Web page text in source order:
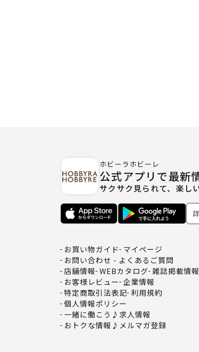
ホビーラホビーレ
公式アプリで最新
サクサク見られて、楽し
お買い物ガイド マイページ
お問い合わせ - よくあるご質問
店舗情報 WEBカタログ 雑誌掲載情報
お客様レビュー 企業情報
特定商取引法表記 利用規約
個人情報ポリシー
一緒に働こう♪求人情報
おトクな情報♪メルマガ登録